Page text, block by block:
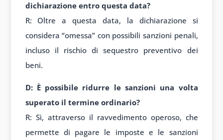
dichiarazione entro questa data?
R: Oltre a questa data, la dichiarazione si
considera “omessa” con possibili sanzioni penali,
incluso il rischio di sequestro preventivo dei
beni.
D: È possibile ridurre le sanzioni una volta
superato il termine ordinario?
R: Sì, attraverso il ravvedimento operoso, che
permette di pagare le imposte e le sanzioni